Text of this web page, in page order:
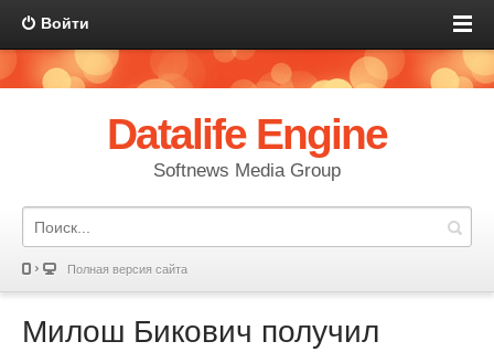
Войти
Datalife Engine
Softnews Media Group
Полная версия сайта
Милош Бикович получил